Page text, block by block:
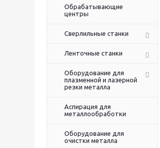
Обрабатывающие
центры
Сверлильные станки
Ленточные станки
Оборудование для
плазменной и лазерной
резки металла
Аспирация для
металлообработки
Оборудование для
очистки металла